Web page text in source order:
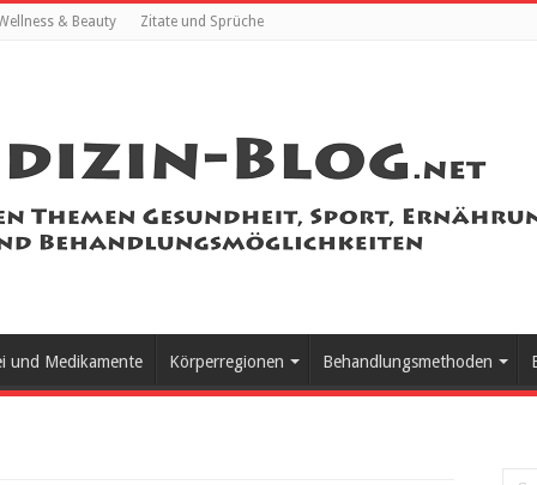
& Beauty Zitate und Sprüche
und Medikamente Körperregionen Behandlungsmethoden